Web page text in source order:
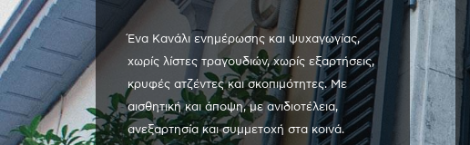
Ένα Κανάλι ενημέρωσης και ψυχαγωγίας,
χωρίς λίστες τραγουδιών, χωρίς εξαρτήσεις,
κρυφές ατζέντες και σκοπιμότητες. Με
αισθητική και άποψη, με ανιδιοτέλεια,
ανεξαρτησία και συμμετοχή στα κοινά.